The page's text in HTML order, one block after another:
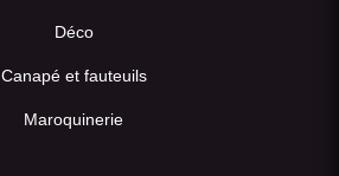
Déco
Canapé et fauteuils
Maroquinerie